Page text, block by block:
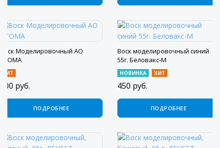
Воск Моделировочный АО
СТОМА
ХИТ
500 руб.
ПОДРОБНЕЕ
Воск моделировочный синий
55г. Беловакс-М
НОВИНКА ХИТ
450 руб.
ПОДРОБНЕЕ